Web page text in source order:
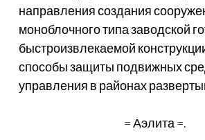
направления создания
моноблочного типа заводской
быстроизвлекаемой
способы защиты подвижных
управления в районах
= Аэлита =.